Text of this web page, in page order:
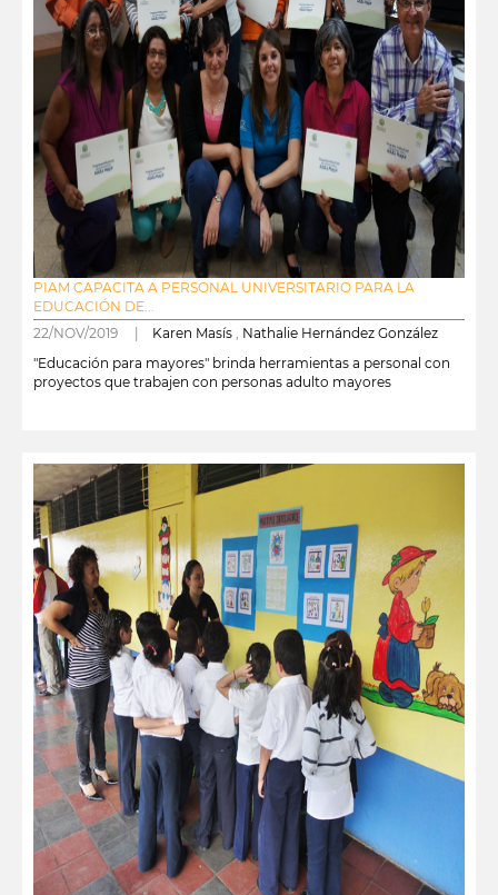
PIAM CAPACITA A PERSONAL UNIVERSITARIO PARA LA
EDUCACIÓN DE...
22/NOV/2019 | Karen Masís
Nathalie Hernández González
"Educación para mayores" brinda herramientas a personal con
proyectos que trabajen con personas adulto mayores